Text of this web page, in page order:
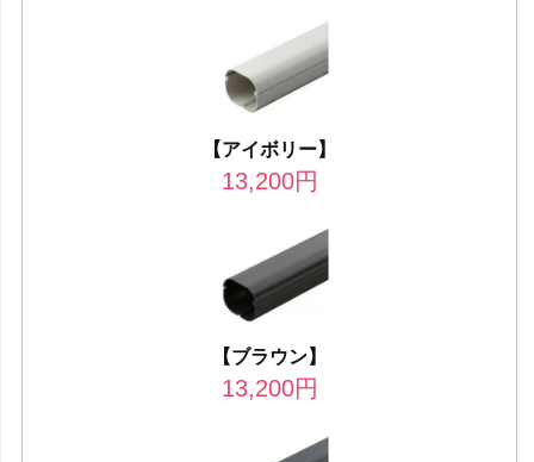
【アイボリー】
13,200円
【ブラウン】
13,200円